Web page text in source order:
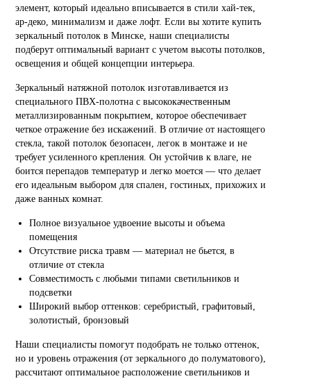
элемент, который идеально вписывается в стили хай-тек,
ар-деко, минимализм и даже лофт. Если вы хотите купить
зеркальный потолок в Минске, наши специалисты
подберут оптимальный вариант с учетом высоты потолков,
освещения и общей концепции интерьера.
Зеркальный натяжной потолок изготавливается из
специального ПВХ-полотна с высококачественным
металлизированным покрытием, которое обеспечивает
четкое отражение без искажений. В отличие от настоящего
стекла, такой потолок безопасен, легок в монтаже и не
требует усиленного крепления. Он устойчив к влаге, не
боится перепадов температур и легко моется — что делает
его идеальным выбором для спален, гостиных, прихожих и
даже ванных комнат.
Полное визуальное удвоение высоты и объема
помещения
Отсутствие риска травм — материал не бьется, в
отличие от стекла
Совместимость с любыми типами светильников и
подсветки
Широкий выбор оттенков: серебристый, графитовый,
золотистый, бронзовый
Наши специалисты помогут подобрать не только оттенок,
но и уровень отражения (от зеркального до полуматового),
рассчитают оптимальное расположение светильников и